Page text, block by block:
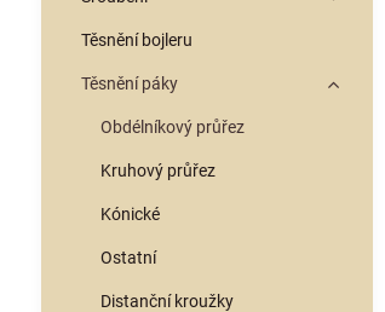
Těsnění bojleru
Těsnění páky
Obdélníkový průřez
Kruhový průřez
Kónické
Ostatní
Distanční kroužky